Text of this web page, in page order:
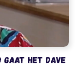
gaat het Dave